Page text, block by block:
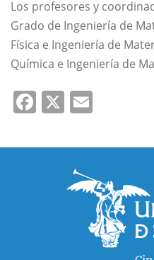
Los profesores y
Grado de Ingeniería de
Física e Ingeniería de
Química e Ingeniería de
Facebook
X